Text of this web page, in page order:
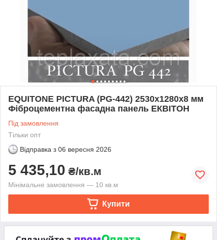
EQUITONE PICTURA (PG-442) 2530х1280х8 мм
Фіброцементна фасадна панель ЕКВІТОН
Під замовлення
Тільки опт
Відправка з 06 вересня 2026
5 435,10 ₴/кв.м
Мінімальне замовлення — 10 кв.м
Купити